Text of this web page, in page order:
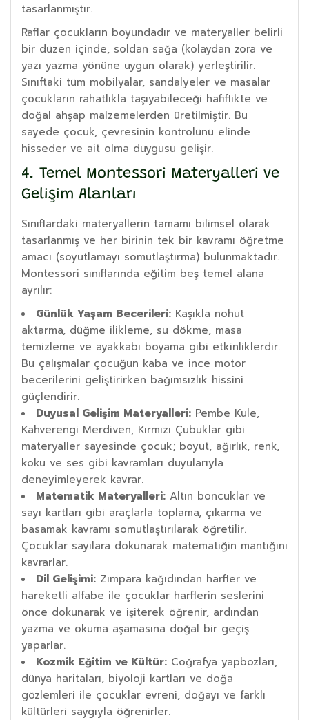
tasarlanmıştır.
Raflar çocukların boyundadır ve materyaller belirli
bir düzen içinde, soldan sağa (kolaydan zora ve
yazı yazma yönüne uygun olarak) yerleştirilir.
Sınıftaki tüm mobilyalar, sandalyeler ve masalar
çocukların rahatlıkla taşıyabileceği hafiflikte ve
doğal ahşap malzemelerden üretilmiştir. Bu
sayede çocuk, çevresinin kontrolünü elinde
hisseder ve ait olma duygusu gelişir.
4. Temel Montessori Materyalleri ve
Gelişim Alanları
Sınıflardaki materyallerin tamamı bilimsel olarak
tasarlanmış ve her birinin tek bir kavramı öğretme
amacı (soyutlamayı somutlaştırma) bulunmaktadır.
Montessori sınıflarında eğitim beş temel alana
ayrılır:
Günlük Yaşam Becerileri: Kaşıkla nohut
aktarma, düğme ilikleme, su dökme, masa
temizleme ve ayakkabı boyama gibi etkinliklerdir.
Bu çalışmalar çocuğun kaba ve ince motor
becerilerini geliştirirken bağımsızlık hissini
güçlendirir.
Duyusal Gelişim Materyalleri: Pembe Kule,
Kahverengi Merdiven, Kırmızı Çubuklar gibi
materyaller sayesinde çocuk; boyut, ağırlık, renk,
koku ve ses gibi kavramları duyularıyla
deneyimleyerek kavrar.
Matematik Materyalleri: Altın boncuklar ve
sayı kartları gibi araçlarla toplama, çıkarma ve
basamak kavramı somutlaştırılarak öğretilir.
Çocuklar sayılara dokunarak matematiğin mantığını
kavrarlar.
Dil Gelişimi: Zımpara kağıdından harfler ve
hareketli alfabe ile çocuklar harflerin seslerini
önce dokunarak ve işiterek öğrenir, ardından
yazma ve okuma aşamasına doğal bir geçiş
yaparlar.
Kozmik Eğitim ve Kültür: Coğrafya yapbozları,
dünya haritaları, biyoloji kartları ve doğa
gözlemleri ile çocuklar evreni, doğayı ve farklı
kültürleri saygıyla öğrenirler.